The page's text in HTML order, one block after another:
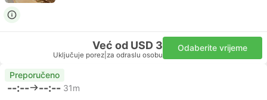
Već od USD 3
Uključuje porez za odraslu osobu
Odaberite vrijeme
Preporučeno
--:-- --:-- 31m